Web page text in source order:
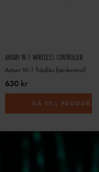
ANTARI W-1 WIRELESS CONTROLLER
Antari W-1 Trådlös fjärrkontroll
630 kr
GÅ TILL PRODUKT